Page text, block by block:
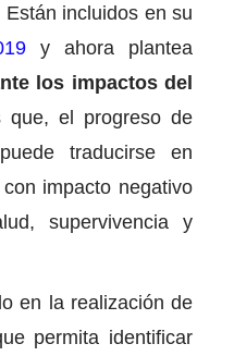
incluidos en su
y ahora plantea
los impactos del
que, el progreso de
traducirse en
impacto negativo
supervivencia y
en la realización de
permita identificar